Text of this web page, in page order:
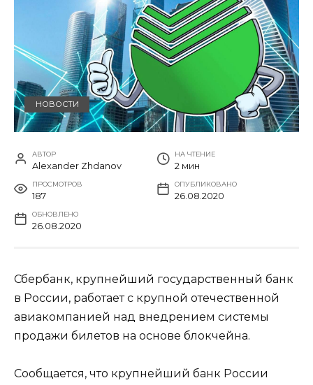
НОВОСТИ
АВТОР
Alexander Zhdanov
НА ЧТЕНИЕ
2 мин
ПРОСМОТРОВ
187
ОПУБЛИКОВАНО
26.08.2020
ОБНОВЛЕНО
26.08.2020
Сбербанк, крупнейший государственный банк
в России, работает с крупной отечественной
авиакомпанией над внедрением системы
продажи билетов на основе блокчейна.
Сообщается, что крупнейший банк России